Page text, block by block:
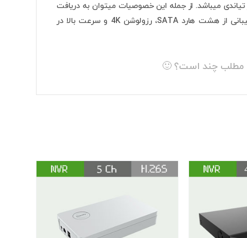
میباشد. از جمله این خصوصیات میتوان به دریافت
تصاویر از 40 دوربین مداربسته به طور همزمان، فشرده سازی تصاویر، پشتیبانی از هشت هارد SATA، رزولوشن 4K و سرعت بالا در
مطلب چند است؟ 🙂